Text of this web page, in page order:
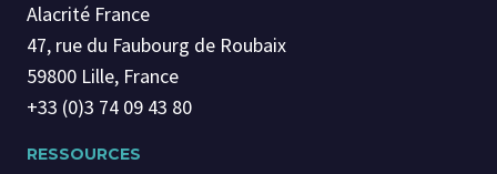
Alacrité France
47, rue du Faubourg de Roubaix
59800 Lille, France
+33 (0)3 74 09 43 80
RESSOURCES